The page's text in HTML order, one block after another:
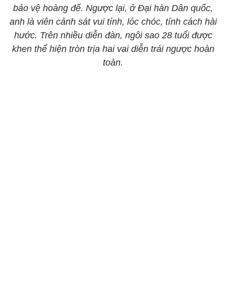
bảo vệ hoàng đế. Ngược lại, ở Đại hàn Dân quốc,
anh là viên cảnh sát vui tính, lóc chóc, tính cách hài
hước. Trên nhiều diễn đàn, ngôi sao 28 tuổi được
khen thể hiện tròn trịa hai vai diễn trái ngược hoàn
toàn.